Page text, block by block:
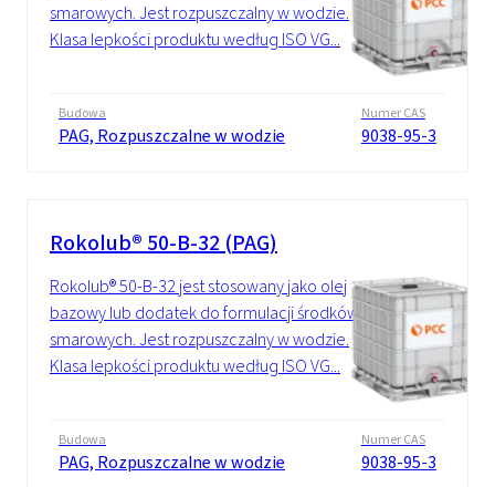
smarowych. Jest rozpuszczalny w wodzie.
Klasa lepkości produktu według ISO VG...
Budowa
PAG, Rozpuszczalne w wodzie
Numer CAS
9038-95-3
Rokolub® 50-B-32 (PAG)
Rokolub® 50-B-32 jest stosowany jako olej
bazowy lub dodatek do formulacji środków
smarowych. Jest rozpuszczalny w wodzie.
Klasa lepkości produktu według ISO VG...
Budowa
PAG, Rozpuszczalne w wodzie
Numer CAS
9038-95-3